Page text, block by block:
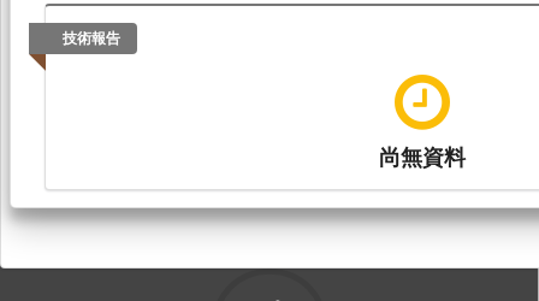
技術報告
尚無資料